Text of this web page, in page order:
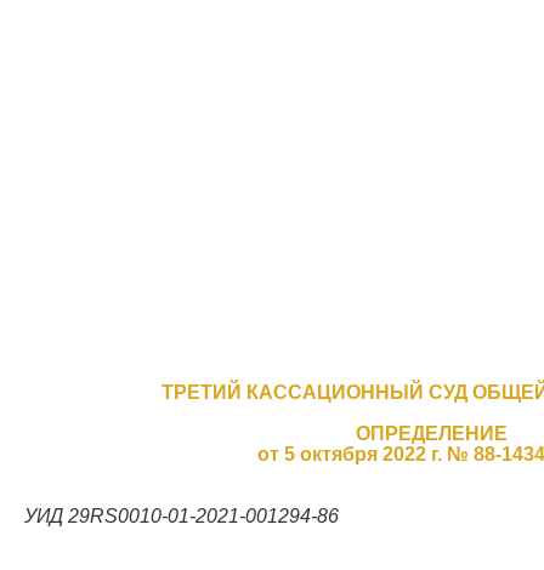
ТРЕТИЙ КАССАЦИОННЫЙ СУД
ОПРЕДЕЛЕНИЕ
от 5 октября 2022 г. № 88-
УИД 29RS0010-01-2021-001294-86